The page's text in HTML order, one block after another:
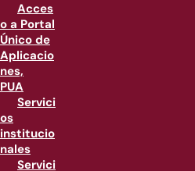
Acces
o a Portal
Único de
Aplicacio
nes,
PUA
Servici
os
institucio
nales
Servici